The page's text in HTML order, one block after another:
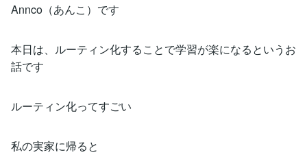
Annco（あんこ）です
本日は、ルーティン化することで学習が楽になるというお
話です
ルーティン化ってすごい
私の実家に帰ると